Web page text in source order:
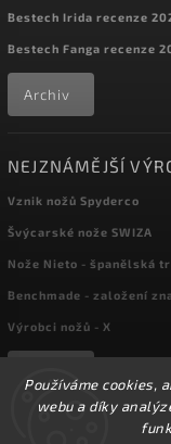
Používáme cookies,
webu a díky
☀️Ve dnech 3-
Bestech Irida recenze
Bestech Fanga recenze
Archiv
NEJZNÁMĚJŠÍ
Vznik nožů Spyderco
Švýcarské nože SWIZA
Nože Nieto - španělská
Benchmade - založení
Výrobci nožů - X